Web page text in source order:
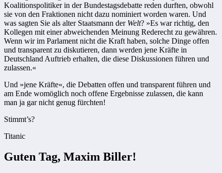
Koalitionspolitiker in der Bundestagsdebatte reden durften, obwohl
sie von den Fraktionen nicht dazu nominiert worden waren. Und
was sagten Sie als alter Staatsmann der Welt? »Es war richtig, den
Kollegen mit einer abweichenden Meinung Rederecht zu gewähren.
Wenn wir im Parlament nicht die Kraft haben, solche Dinge offen
und transparent zu diskutieren, dann werden jene Kräfte in
Deutschland Auftrieb erhalten, die diese Diskussionen führen und
zulassen.«
Und »jene Kräfte«, die Debatten offen und transparent führen und
am Ende womöglich noch offene Ergebnisse zulassen, die kann
man ja gar nicht genug fürchten!
Stimmt’s?
Titanic
Guten Tag, Maxim Biller!